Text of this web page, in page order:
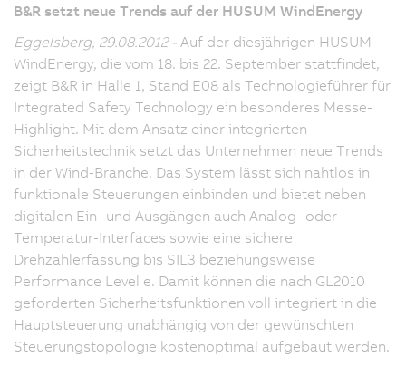
B&R setzt neue Trends auf der HUSUM WindEnergy
Eggelsberg, 29.08.2012 - Auf der diesjährigen HUSUM
WindEnergy, die vom 18. bis 22. September stattfindet,
zeigt B&R in Halle 1, Stand E08 als Technologieführer für
Integrated Safety Technology ein besonderes Messe-
Highlight. Mit dem Ansatz einer integrierten
Sicherheitstechnik setzt das Unternehmen neue Trends
in der Wind-Branche. Das System lässt sich nahtlos in
funktionale Steuerungen einbinden und bietet neben
digitalen Ein- und Ausgängen auch Analog- oder
Temperatur-Interfaces sowie eine sichere
Drehzahlerfassung bis SIL3 beziehungsweise
Performance Level e. Damit können die nach GL2010
geforderten Sicherheitsfunktionen voll integriert in die
Hauptsteuerung unabhängig von der gewünschten
Steuerungstopologie kostenoptimal aufgebaut werden.